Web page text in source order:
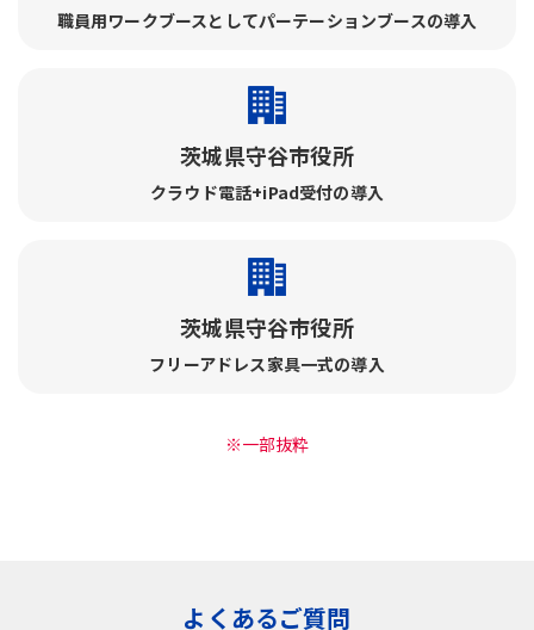
職員用ワークブースとしてパーテーションブースの導入
茨城県守谷市役所
クラウド電話+iPad受付の導入
茨城県守谷市役所
フリーアドレス家具一式の導入
※一部抜粋
よくあるご質問